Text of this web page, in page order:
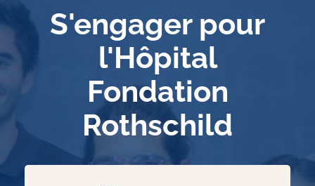
S'engager pour
l'Hôpital
Fondation
Rothschild